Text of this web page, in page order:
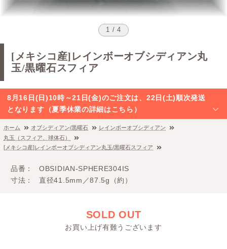
1 / 4
[メキシコ産]レインボーオブシディアン丸
玉/黒曜石スフィア
8月16日(日)10時～21日(金)のご注文は、22日(土)順次発送
となります（夏季休業の詳細はこちら）
ホーム オブシディアン/黒曜石
レインボーオブシディアン
丸玉（スフィア、球体石）
[メキシコ産]レインボーオブシディアン丸玉/黒曜石スフィア
品番
OBSIDIAN-SPHERE304IS
寸法
直径41.5mm／87.5g（約）
SOLD OUT
お買い上げ有難うございます